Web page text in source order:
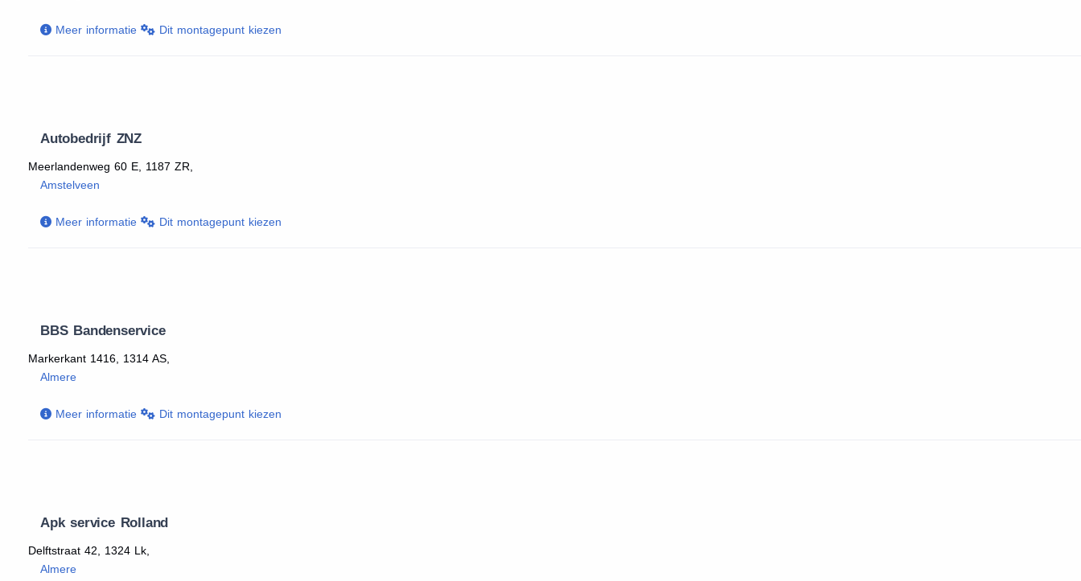
Meer informatie Dit montagepunt kiezen
Autobedrijf ZNZ
Meerlandenweg 60 E, 1187 ZR,
Amstelveen
Meer informatie Dit montagepunt kiezen
BBS Bandenservice
Markerkant 1416, 1314 AS,
Almere
Meer informatie Dit montagepunt kiezen
Apk service Rolland
Delftstraat 42, 1324 Lk,
Almere